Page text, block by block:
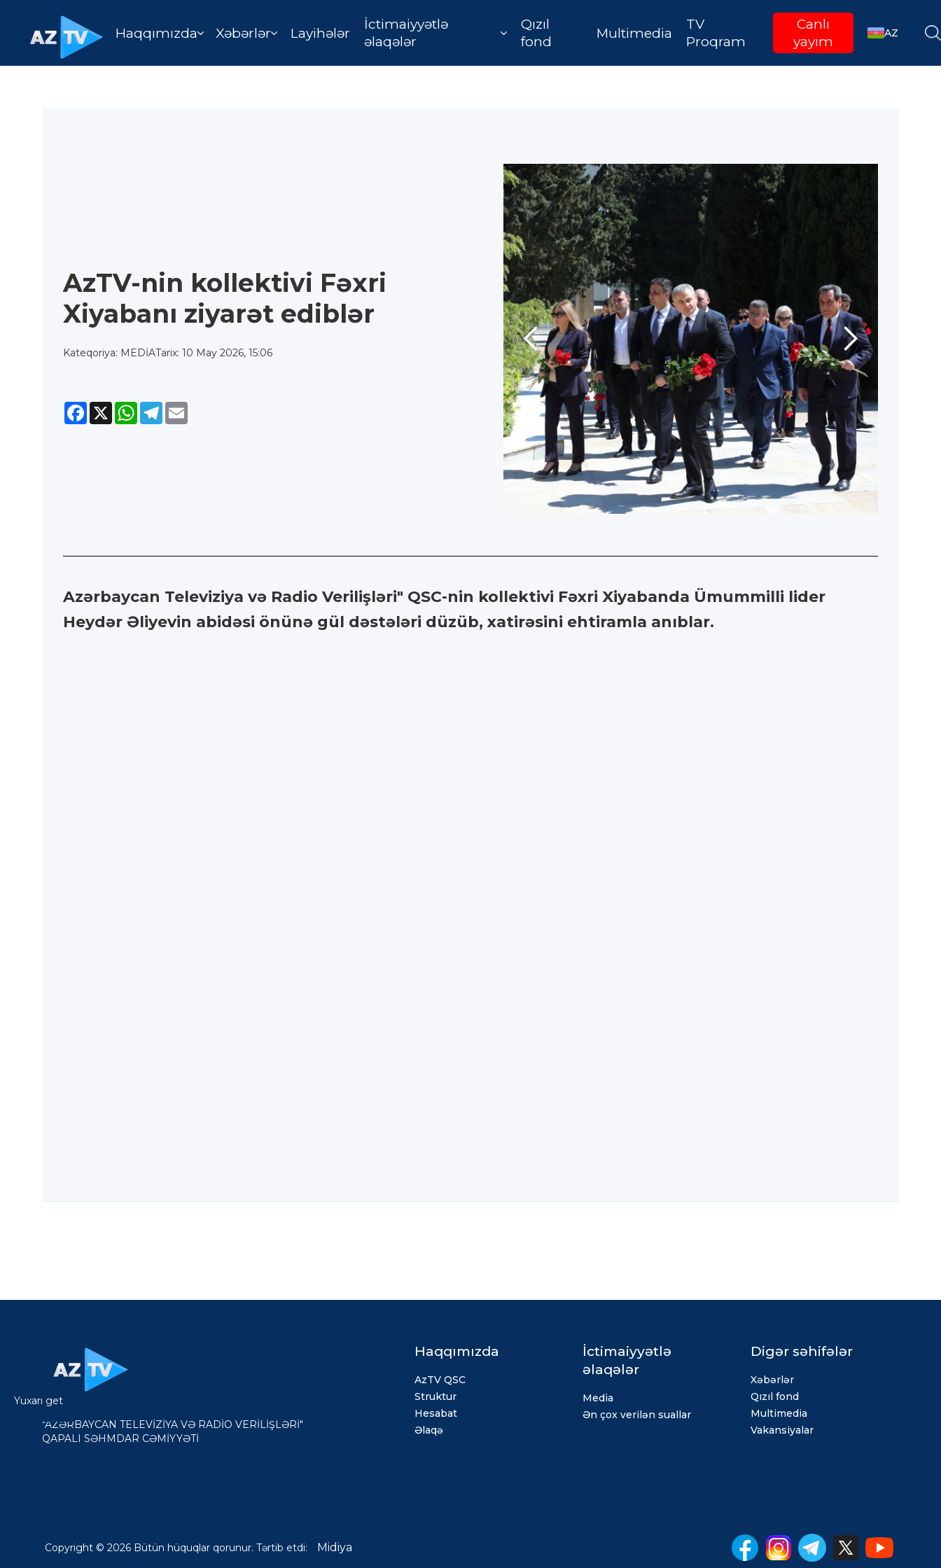
Haqqımızda Xəbərlər Layihələr
İctimaiyyətlə
əlaqələr
Qızıl
fond
Multimedia
TV
Proqram
Canlı
yayım
AZ
AzTV-nin kollektivi Fəxri
Xiyabanı ziyarət ediblər
Kateqoriya: MEDİATarix: 10 May 2026, 15:06
Facebook
X WhatsApp
Telegram
Azərbaycan Televiziya və Radio Verilişləri" QSC-nin kollektivi Fəxri Xiyabanda Ümummilli lider
Heydər Əliyevin abidəsi önünə gül dəstələri düzüb, xatirəsini ehtiramla anıblar.
"AZƏRBAYCAN TELEVİZİYA VƏ RADİO VERİLİŞLƏRİ"
QAPALI SƏHMDAR CƏMİYYƏTİ
Haqqımızda
AzTV QSC
Struktur
Hesabat
Əlaqə
İctimaiyyətlə
əlaqələr
Media
Ən çox verilən suallar
Digər səhifələr
Xəbərlər
Qızıl fond
Multimedia
Vakansiyalar
Copyright © 2026 Bütün hüquqlar qorunur. Tərtib etdi: Midiya
Yuxarı get